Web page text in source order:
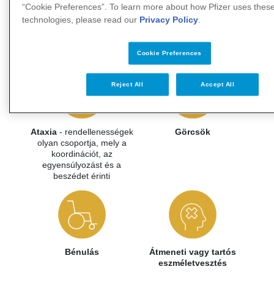
Az FSME-vírus által okozott
agyvelőgyulladáshoz köthető hosszú távú
szövődmények többek közt a következők
Ataxia- rendellenességek
olyan csoportja, mely a
koordinációt, az
egyensúlyozást és a
beszédet érinti
Görcsök
Bénulás
Átmeneti vagy tartós
eszméletvesztés
“Cookie Preferences”. To learn more about how Pfizer uses
technologies, please read our Privacy Policy
Cookie Preferences
Reject All Accept All